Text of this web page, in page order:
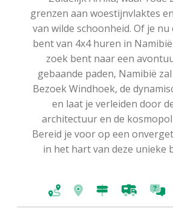
grenzen aan woestijnvlaktes
van wilde schoonheid. Of je
bent van 4x4 huren in
zoek bent naar een
gebaande paden, Namibië
Bezoek Windhoek, de
en laat je verleiden door
architectuur en de
Bereid je voor op een
in het hart van deze unieke